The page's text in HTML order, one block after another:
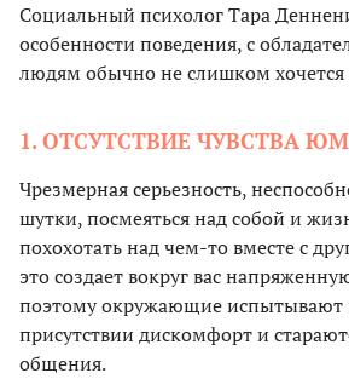
Социальный психолог Тара
особенности поведения, с
людям обычно не слишком хочется
1. ОТСУТСТВИЕ ЧУВСТВА
Чрезмерная серьезность,
шутки, посмеяться над собой и
похохотать над чем-то вместе с
это создает вокруг вас
поэтому окружающие испытывают
присутствии дискомфорт и
общения.